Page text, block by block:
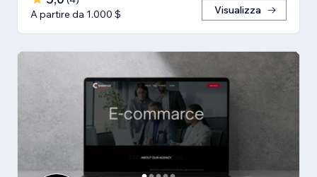
A partire da 1.000 $
Visualizza